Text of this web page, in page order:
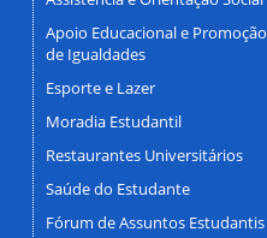
Apoio Educacional e Promoção
de Igualdades
Esporte e Lazer
Moradia Estudantil
Restaurantes Universitários
Saúde do Estudante
Fórum de Assuntos Estudantis